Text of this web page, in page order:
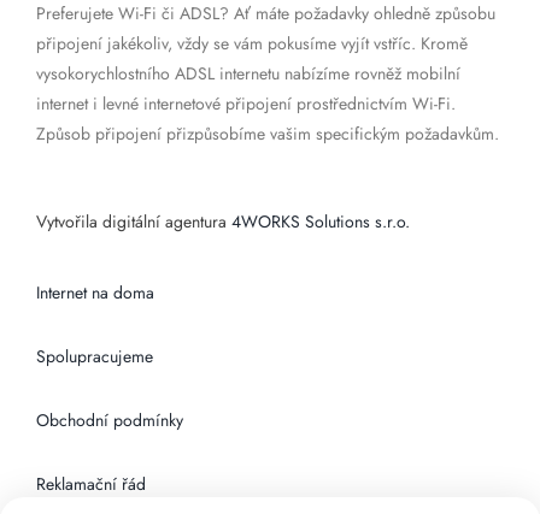
Preferujete Wi-Fi či ADSL? Ať máte požadavky ohledně způsobu
připojení jakékoliv, vždy se vám pokusíme vyjít vstříc. Kromě
vysokorychlostního ADSL internetu nabízíme rovněž mobilní
internet i levné internetové připojení prostřednictvím Wi-Fi.
Způsob připojení přizpůsobíme vašim specifickým požadavkům.
Vytvořila digitální agentura 4WORKS Solutions s.r.o.
Internet na doma
Spolupracujeme
Obchodní podmínky
Reklamační řád